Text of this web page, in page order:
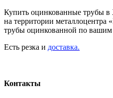
Купить оцинкованные трубы в
на территории металлоцентра
трубы оцинкованной по вашим
Есть резка и доставка.
Контакты